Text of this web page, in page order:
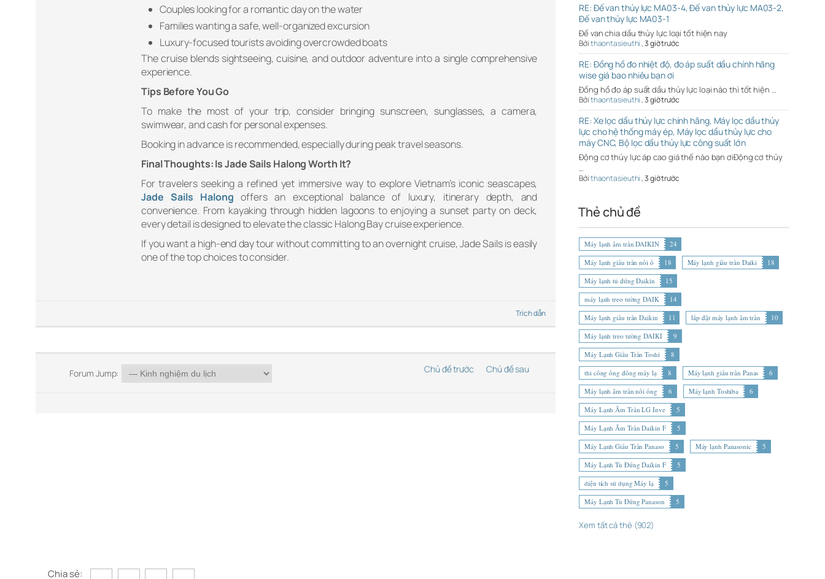
Couples looking for a romantic day on the water
Families wanting a safe, well-organized excursion
Luxury-focused tourists avoiding overcrowded boats
The cruise blends sightseeing, cuisine, and outdoor adventure into a single comprehensive
experience.
Tips Before You Go
To make the most of your trip, consider bringing sunscreen, sunglasses, a camera,
swimwear, and cash for personal expenses.
Booking in advance is recommended, especially during peak travel seasons.
Final Thoughts: Is Jade Sails Halong Worth It?
For travelers seeking a refined yet immersive way to explore Vietnam’s iconic seascapes,
Jade Sails Halong offers an exceptional balance of luxury, itinerary depth, and
convenience. From kayaking through hidden lagoons to enjoying a sunset party on deck,
every detail is designed to elevate the classic Halong Bay cruise experience.
If you want a high-end day tour without committing to an overnight cruise, Jade Sails is easily
one of the top choices to consider.
Trích dẫn
Forum Jump: Chủ đề trước Chủ đề sau
RE: Đế van thủy lực MA03-4, Đế van thủy lực MA03-2,
Đế van thủy lực MA03-1
Đế van chia dầu thủy lực loại tốt hiện nay
Bởithaontasieuthi,3 giờ trước
RE: Đồng hồ đo nhiệt độ, đo áp suất dầu chính hãng
wise giá bao nhiêu bạn ơi
Đồng hồ đo áp suất dầu thủy lực loại nào thì tốt hiện …
Bởithaontasieuthi,3 giờ trước
RE: Xe lọc dầu thủy lực chính hãng, Máy lọc dầu thủy
lực cho hệ thống máy ép, Máy lọc dầu thủy lực cho
máy CNC, Bộ lọc dầu thủy lực công suất lớn
Động cơ thủy lực áp cao giá thế nào bạn ơiĐộng cơ thủy
…
Bởithaontasieuthi,3 giờ trước
Thẻ chủ đề
Máy lạnh âm trần DAIKIN
24
Máy lạnh giấu trần nối ố
18 Máy lạnh giấu trần Daiki
18
Máy lạnh tủ đứng Daikin
15
máy lạnh treo tường DAIK
14
Máy lạnh giấu trần Daikin
11 lắp đặt máy lạnh âm trần
10
Máy lạnh treo tường DAIKI
9
Máy Lạnh Giấu Trần Toshi
8
thi công ống đồng máy lạ
8 Máy lạnh giấu trần Panas
6
Máy lạnh âm trần nối ống
6 Máy lạnh Toshiba
6
Máy Lạnh Âm Trần LG Inve
5
Máy Lạnh Âm Trần Daikin F
5
Máy Lạnh Giấu Trần Panaso
5 Máy lạnh Panasonic
5
Máy Lạnh Tủ Đứng Daikin F
5
diện tích sử dụng Máy lạ
5
Máy Lạnh Tủ Đứng Panason
5
Xem tất cả thẻ (902)
Chia sẻ: